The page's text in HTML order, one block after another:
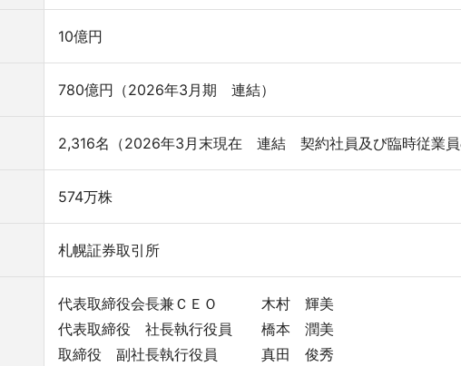
10億円
780億円（2026年3月期 連結）
2,316名（2026年3月末現在 連結 契約社員及び臨時従業員
574万株
札幌証券取引所
代表取締役会長兼ＣＥＯ 木村 輝美
代表取締役 社長執行役員 橋本 潤美
取締役 副社長執行役員 真田 俊秀